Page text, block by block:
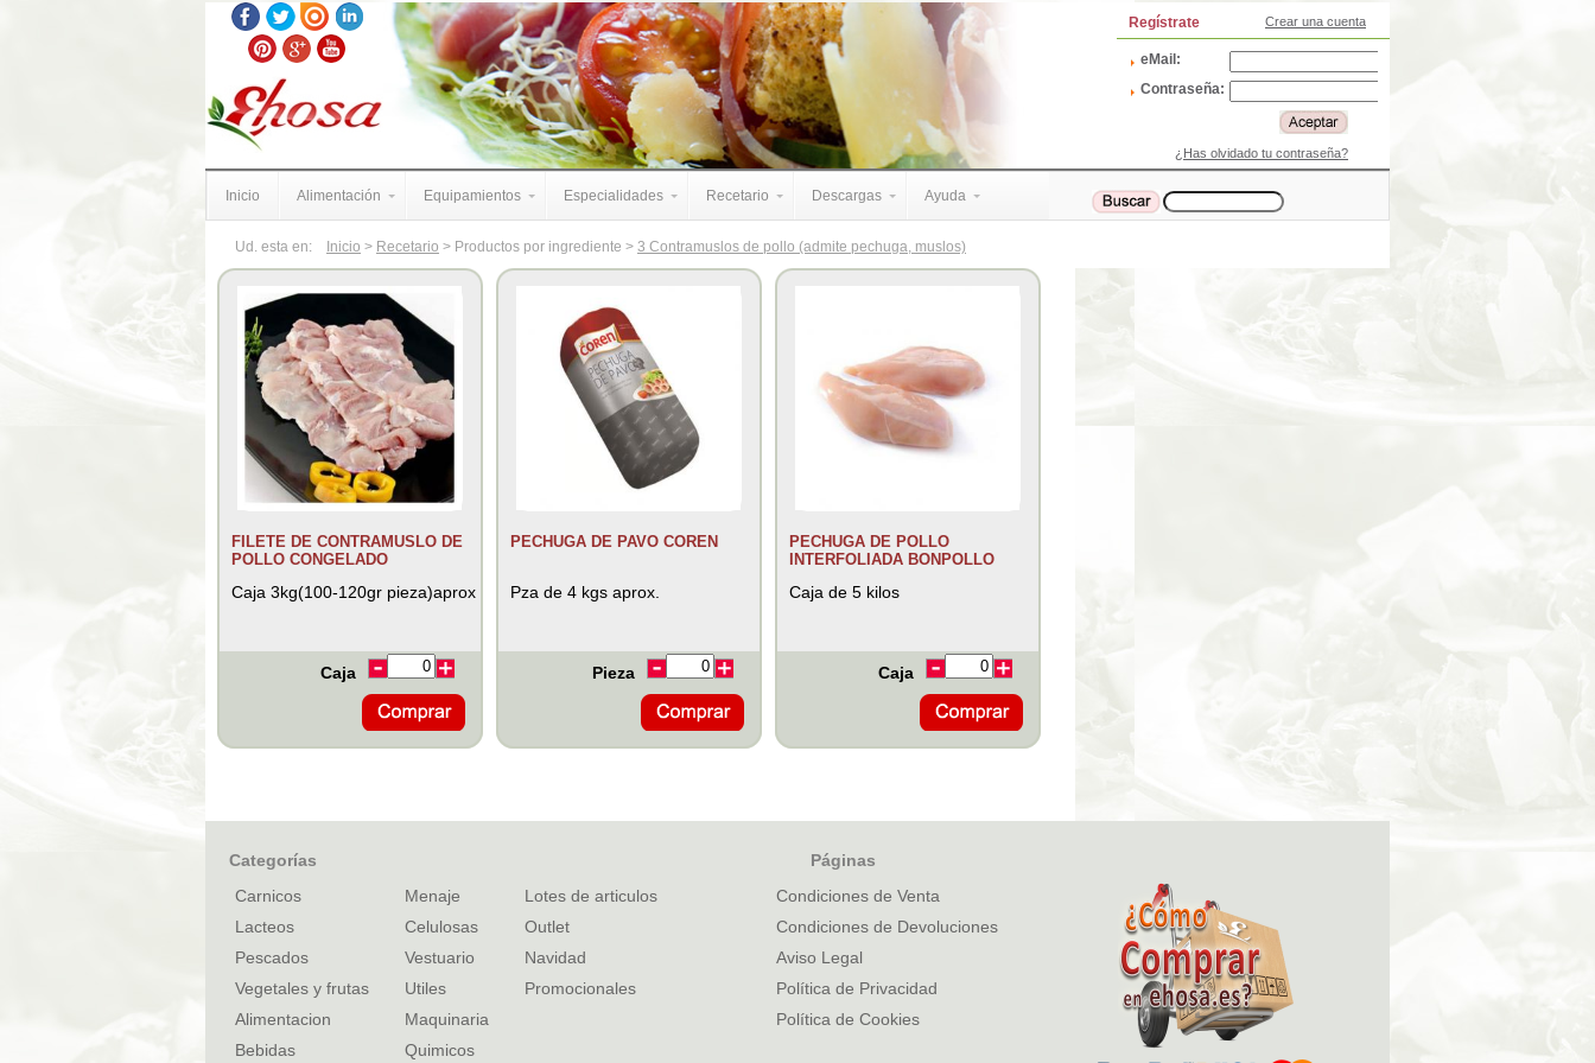
Regístrate Crear una cuenta
eMail:
Contraseña:
¿Has olvidado tu contraseña?
Inicio Alimentación Equipamientos Especialidades Recetario Descargas Ayuda
Ud. esta en: Inicio > Recetario > Productos por ingrediente > 3 Contramuslos de pollo (admite pechuga, muslos)
FILETE DE CONTRAMUSLO DE
POLLO CONGELADO
Caja 3kg(100-120gr pieza)aprox
Caja
PECHUGA DE PAVO COREN
Pza de 4 kgs aprox.
Pieza
PECHUGA DE POLLO
INTERFOLIADA BONPOLLO
Caja de 5 kilos
Caja
Categorías
Páginas
Carnicos
Lacteos
Pescados
Vegetales y frutas
Alimentacion
Bebidas
Menaje
Celulosas
Vestuario
Utiles
Maquinaria
Quimicos
Lotes de articulos
Outlet
Navidad
Promocionales
Condiciones de Venta
Condiciones de Devoluciones
Aviso Legal
Política de Privacidad
Política de Cookies